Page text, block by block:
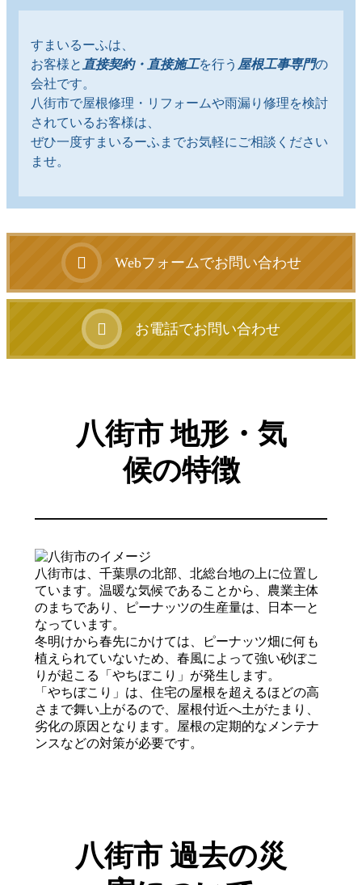
すまいるーふは、
お客様と 直接契約・直接施工を行う 屋根工事専門の
会社です。
八街市で屋根修理・リフォームや雨漏り修理を検討
されているお客様は、
ぜひ一度すまいるーふまでお気軽にご相談ください
ませ。
Webフォームでお問い合わせ
お電話でお問い合わせ
八街市 地形・気
候の特徴
八街市は、千葉県の北部、北総台地の上に位置し
ています。温暖な気候であることから、農業主体
のまちであり、ピーナッツの生産量は、日本一と
なっています。
冬明けから春先にかけては、ピーナッツ畑に何も
植えられていないため、春風によって強い砂ぼこ
りが起こる「やちぼこり」が発生します。
「やちぼこり」は、住宅の屋根を超えるほどの高
さまで舞い上がるので、屋根付近へ土がたまり、
劣化の原因となります。屋根の定期的なメンテナ
ンスなどの対策が必要です。
八街市 過去の災